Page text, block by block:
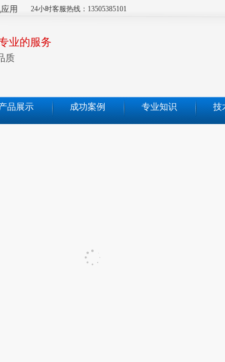
用 24小时客服热线：13505385101
业的服务
质
品展示 成功案例 专业知识 技